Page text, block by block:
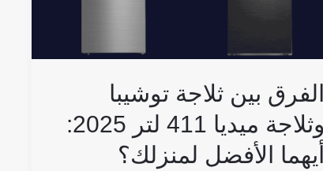
الفرق بين ثلاجة توشيبا
وثلاجة ميديا 411 لتر 2025:
أيهما الأفضل لمنزلك؟
الأفضل
لمنزلك؟